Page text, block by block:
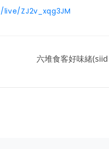
ZJ2v_xqg3JM
六堆食客好味緒